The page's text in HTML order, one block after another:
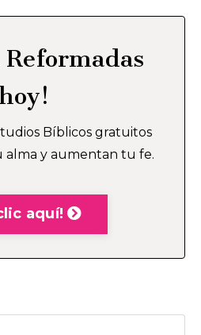
Reformadas
Bíblicos gratuitos
alma y aumentan tu fe.
aquí!